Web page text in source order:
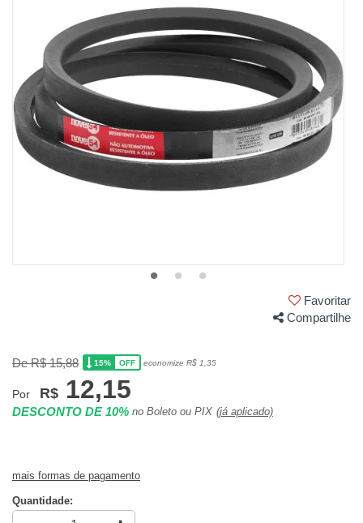
Favoritar
Compartilhe
De R$ 15,88 15% OFF economize R$ 1,35
Por R$ 12,15
DESCONTO DE 10% no Boleto ou PIX (já aplicado)
mais formas de pagamento
Quantidade: